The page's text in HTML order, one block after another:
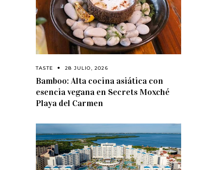
TASTE 28 JULIO, 2026
Bamboo: Alta cocina asiática con
esencia vegana en Secrets Moxché
Playa del Carmen